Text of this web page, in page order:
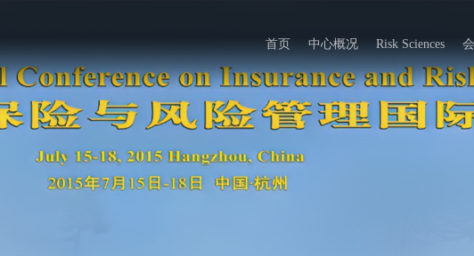
首页 中心概况 Risk Sciences